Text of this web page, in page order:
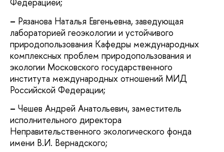
– Рязанова Наталья Евгеньевна, заведующая
лабораторией геоэкологии и устойчивого
природопользования Кафедры международных
комплексных проблем природопользования и
экологии Московского государственного
института международных отношений МИД
Российской Федерации;
– Чешев Андрей Анатольевич, заместитель
исполнительного директора
Неправительственного экологического фонда
имени В.И. Вернадского;